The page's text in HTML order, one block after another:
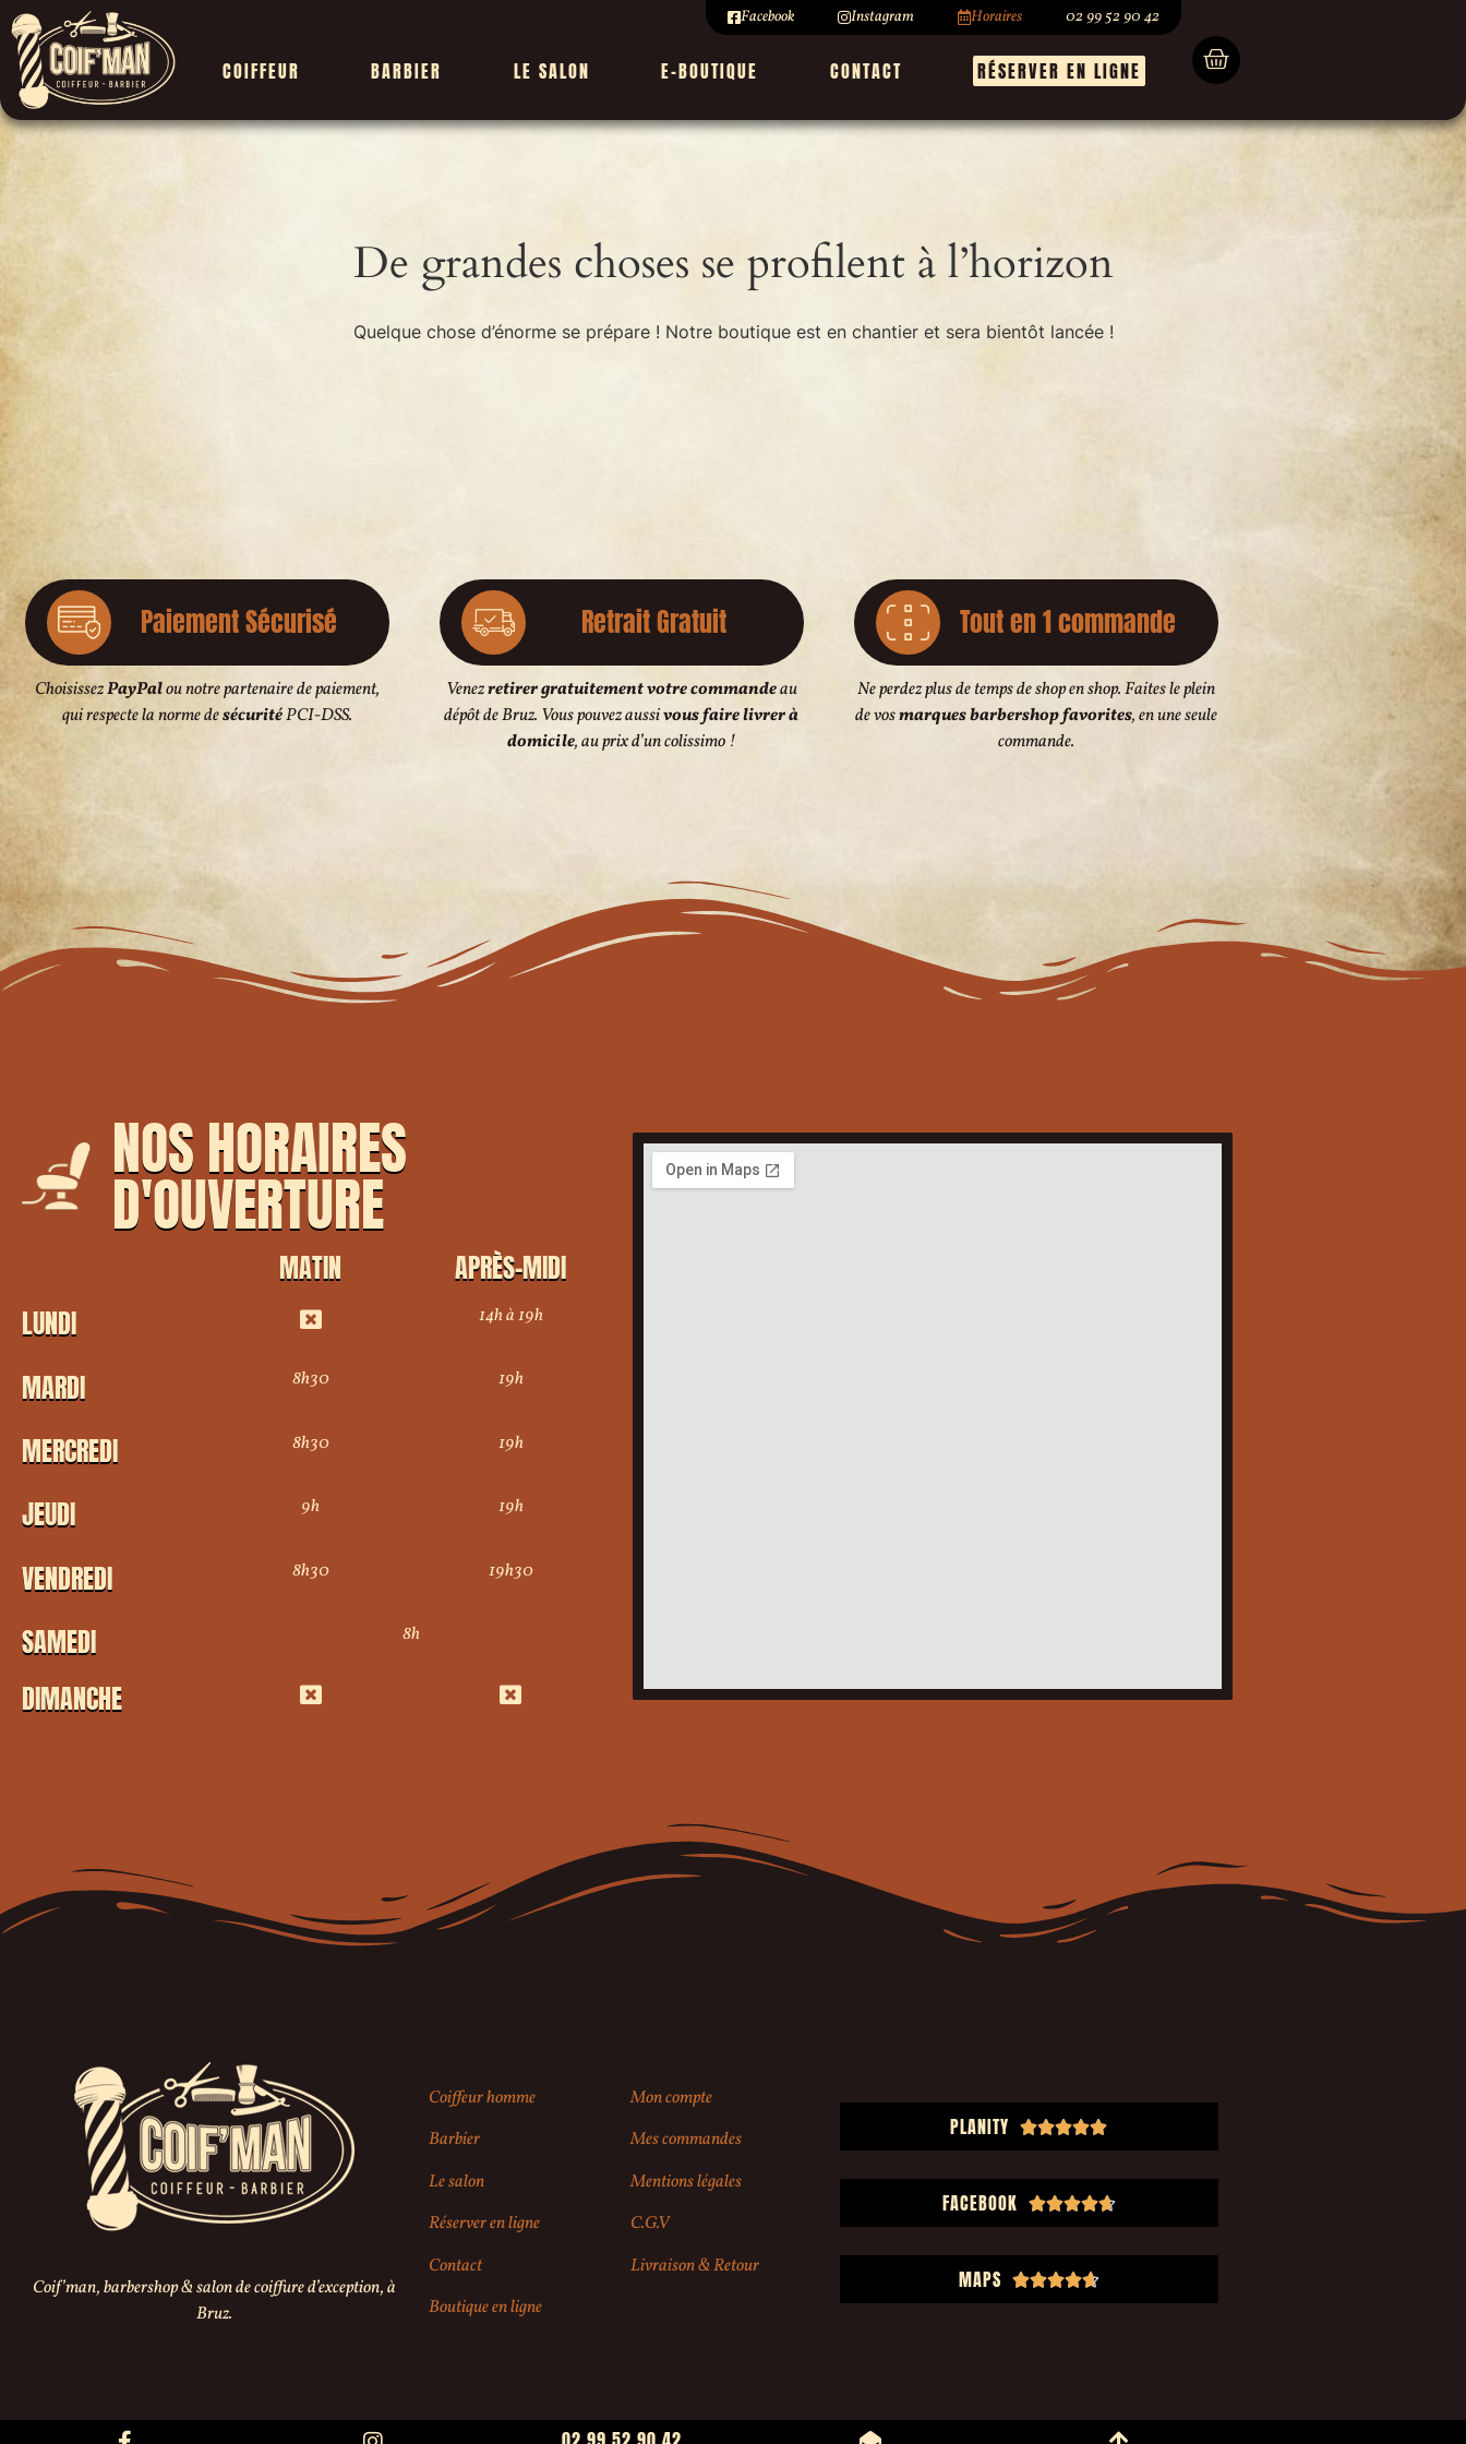
Facebook Instagram Horaires 02 99 52 90 42
COIFFEUR BARBIER LE SALON E-BOUTIQUE CONTACT RÉSERVER EN LIGNE
De grandes choses se profilent à l’horizon
Quelque chose d’énorme se prépare ! Notre boutique est en chantier et sera bientôt lancée !
Paiement Sécurisé
ChoisissezPayPalou notre partenaire de paiement,
qui respecte la norme desécuritéPCI-DSS.
Retrait Gratuit
Venezretirer gratuitement votre commandeau
dépôt de Bruz. Vous pouvez aussivous faire livrer à
domicile, au prix d’un colissimo !
Tout en 1 commande
Ne perdez plus de temps de shop en shop. Faites le plein
de vosmarques barbershop favorites, en une seule
commande.
NOS HORAIRES
D'OUVERTURE
MATIN
APRÈS-MIDI
LUNDI
14h à 19h
MARDI 8h30 19h
MERCREDI 8h30 19h
JEUDI 9h 19h
VENDREDI 8h30 19h30
SAMEDI 8h
DIMANCHE
Coif’man, barbershop & salon de coiffure d’exception, à
Bruz.
Coiffeur homme
Barbier
Le salon
Réserver en ligne
Contact
Boutique en ligne
Mon compte
Mes commandes
Mentions légales
C.G.V
Livraison & Retour
PLANITY 
FACEBOOK 
MAPS 